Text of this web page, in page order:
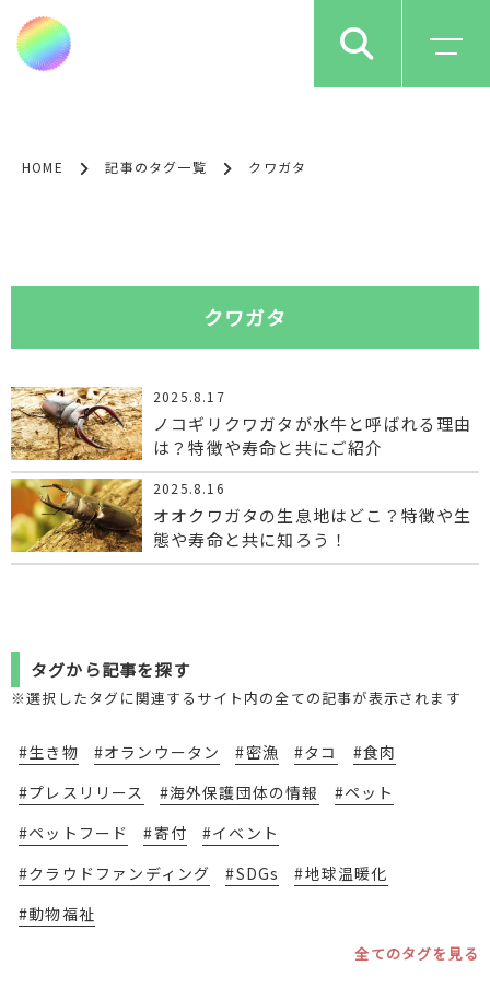
HOME 記事のタグ一覧 クワガタ
クワガタ
2025.8.17
ノコギリクワガタが水牛と呼ばれる理由
は？特徴や寿命と共にご紹介
2025.8.16
オオクワガタの生息地はどこ？特徴や生
態や寿命と共に知ろう！
タグから記事を探す
※選択したタグに関連するサイト内の全ての記事が表示されます
#生き物 #オランウータン #密漁 #タコ
#食肉
#プレスリリース
#海外保護団体の情報
#ペット
#ペットフード
#寄付
#イベント
#クラウドファンディング
#SDGs
#地球温暖化
#動物福祉
全てのタグを見る